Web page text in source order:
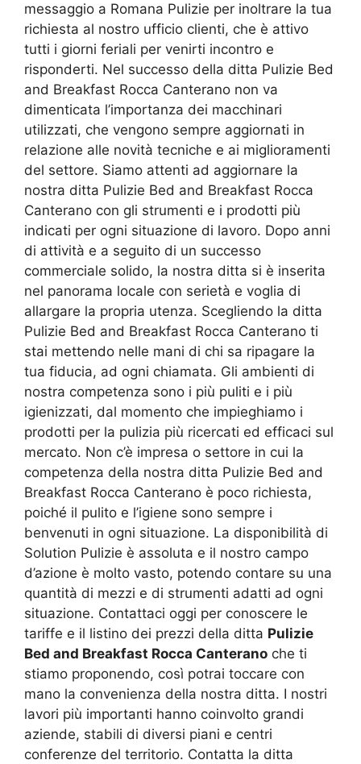
messaggio a Romana Pulizie per inoltrare la tua
richiesta al nostro ufficio clienti, che è attivo
tutti i giorni feriali per venirti incontro e
risponderti. Nel successo della ditta Pulizie Bed
and Breakfast Rocca Canterano non va
dimenticata l’importanza dei macchinari
utilizzati, che vengono sempre aggiornati in
relazione alle novità tecniche e ai miglioramenti
del settore. Siamo attenti ad aggiornare la
nostra ditta Pulizie Bed and Breakfast Rocca
Canterano con gli strumenti e i prodotti più
indicati per ogni situazione di lavoro. Dopo anni
di attività e a seguito di un successo
commerciale solido, la nostra ditta si è inserita
nel panorama locale con serietà e voglia di
allargare la propria utenza. Scegliendo la ditta
Pulizie Bed and Breakfast Rocca Canterano ti
stai mettendo nelle mani di chi sa ripagare la
tua fiducia, ad ogni chiamata. Gli ambienti di
nostra competenza sono i più puliti e i più
igienizzati, dal momento che impieghiamo i
prodotti per la pulizia più ricercati ed efficaci sul
mercato. Non c’è impresa o settore in cui la
competenza della nostra ditta Pulizie Bed and
Breakfast Rocca Canterano è poco richiesta,
poiché il pulito e l’igiene sono sempre i
benvenuti in ogni situazione. La disponibilità di
Solution Pulizie è assoluta e il nostro campo
d’azione è molto vasto, potendo contare su una
quantità di mezzi e di strumenti adatti ad ogni
situazione. Contattaci oggi per conoscere le
tariffe e il listino dei prezzi della ditta Pulizie
Bed and Breakfast Rocca Canterano che ti
stiamo proponendo, così potrai toccare con
mano la convenienza della nostra ditta. I nostri
lavori più importanti hanno coinvolto grandi
aziende, stabili di diversi piani e centri
conferenze del territorio. Contatta la ditta